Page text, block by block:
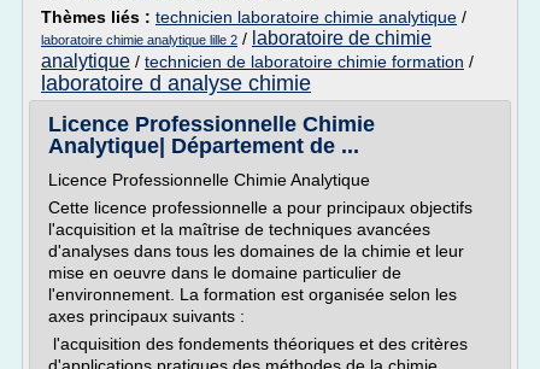
Thèmes liés : technicien laboratoire chimie analytique /
laboratoire chimie analytique lille 2 / laboratoire de chimie
analytique / technicien de laboratoire chimie formation /
laboratoire d analyse chimie
Licence Professionnelle Chimie
Analytique| Département de ...
Licence Professionnelle Chimie Analytique
Cette licence professionnelle a pour principaux objectifs
l'acquisition et la maîtrise de techniques avancées
d'analyses dans tous les domaines de la chimie et leur
mise en oeuvre dans le domaine particulier de
l'environnement. La formation est organisée selon les
axes principaux suivants :
l'acquisition des fondements théoriques et des critères